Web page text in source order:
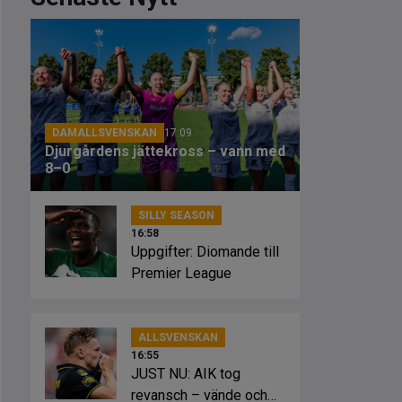
DAMALLSVENSKAN 17:09
Djurgårdens jättekross – vann med
8–0
SILLY SEASON
16:58
Uppgifter: Diomande till
Premier League
ALLSVENSKAN
16:55
JUST NU: AIK tog
revansch – vände och